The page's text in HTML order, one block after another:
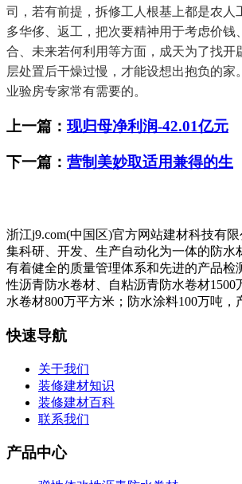
司，若有前提，拆修工人根基上都是农人
多华侈、返工，把次要精神用于考虑价钱
合、未来若何利用等方面，成天为了找开
层处置后干燥过慢，才能设想出抱负的家
业验房专家常有需要的。
上一篇： 现归母净利润-42.01亿元
下一篇： 营制美妙取适用兼得的生
浙江j9.com(中国区)官方网站建材科技有
集科研、开发、生产自动化为一体的防水
有着健全的质量管理体系和先进的产品检
性沥青防水卷材、自粘沥青防水卷材1500
水卷材800万平方米；防水涂料100万吨，
快速导航
关于我们
装修建材知识
装修建材百科
联系我们
产品中心